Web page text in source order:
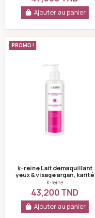
Ajouter au panier
k-reine Lait
PROMO !
k-reine Lait demaquillant
yeux & visage argan, karité
et camomille 1l
K-reine
43,200 TND
Ajouter au panier